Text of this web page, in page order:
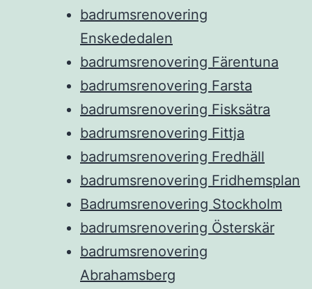
badrumsrenovering
Enskededalen
badrumsrenovering Färentuna
badrumsrenovering Farsta
badrumsrenovering Fisksätra
badrumsrenovering Fittja
badrumsrenovering Fredhäll
badrumsrenovering Fridhemsplan
Badrumsrenovering Stockholm
badrumsrenovering Österskär
badrumsrenovering
Abrahamsberg